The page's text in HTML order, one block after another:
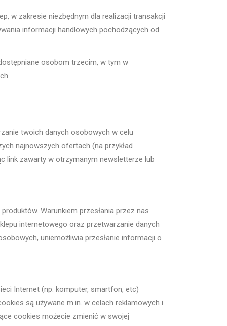
w zakresie niezbędnym dla realizacji transakcji
informacji handlowych pochodzących od
osobom trzecim, w tym w
twoich danych osobowych w celu
najnowszych ofertach (na przykład
link zawarty w otrzymanym newsletterze lub
Warunkiem przesłania przez nas
internetowego oraz przetwarzanie danych
uniemożliwia przesłanie informacji o
Internet (np. komputer, smartfon, etc)
są używane m.in. w celach reklamowych i
cookies możecie zmienić w swojej